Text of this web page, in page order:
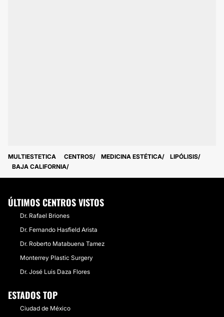
MULTIESTETICA CENTROS MEDICINA ESTÉTICA
LIPÓLISIS
BAJA CALIFORNIA
ÚLTIMOS CENTROS VISTOS
Dr. Rafael Briones
Dr. Fernando Hasfield Arista
Dr. Roberto Matabuena Tamez
Monterrey Plastic Surgery
Dr. José Luis Daza Flores
ESTADOS TOP
Ciudad de México